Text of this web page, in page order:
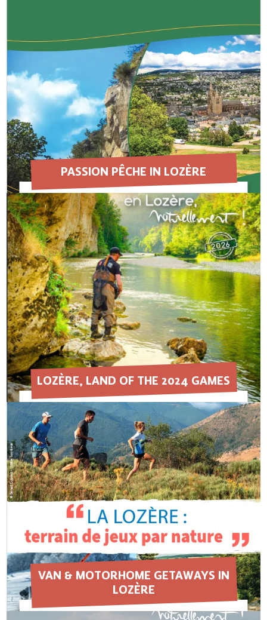
PASSION PÊCHE IN LOZÈRE
EN SAVOIR PLUS
LOZÈRE, LAND OF THE 2024 GAMES
EN SAVOIR PLUS
VAN & MOTORHOME GETAWAYS IN
LOZÈRE